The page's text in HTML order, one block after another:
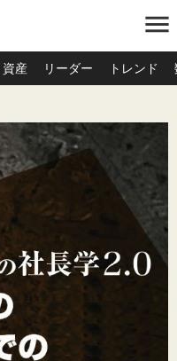
menu
資産 リーダー トレンド